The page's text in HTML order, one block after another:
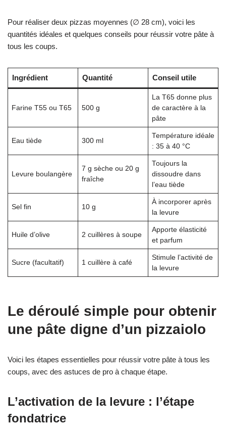
Pour réaliser deux pizzas moyennes (∅ 28 cm), voici les
quantités idéales et quelques conseils pour réussir votre pâte à
tous les coups.
Ingrédient Quantité Conseil utile
Farine T55 ou T65 500 g
La T65 donne plus
de caractère à la
pâte
Eau tiède 300 ml
Température idéale
: 35 à 40 °C
Levure boulangère
7 g sèche ou 20 g
fraîche
Toujours la
dissoudre dans
l’eau tiède
Sel fin 10 g
À incorporer après
la levure
Huile d’olive 2 cuillères à soupe
Apporte élasticité
et parfum
Sucre (facultatif) 1 cuillère à café
Stimule l’activité de
la levure
Le déroulé simple pour obtenir
une pâte digne d’un pizzaiolo
Voici les étapes essentielles pour réussir votre pâte à tous les
coups, avec des astuces de pro à chaque étape.
L’activation de la levure : l’étape
fondatrice